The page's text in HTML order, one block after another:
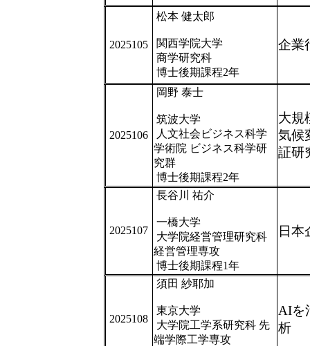
2025105
松本 健太郎
関西学院大学
商学研究科
博士後期課程2年
企業
2025106
岡野 泰士
筑波大学
人文社会ビジネス科学
学術院 ビジネス科学研
究群
博士後期課程2年
大規
気候
証研
2025107
長谷川 祐介
一橋大学
大学院経営管理研究科
経営管理専攻
博士後期課程1年
日本
2025108
須田 紗耶加
東京大学
大学院工学系研究科 先
端学際工学専攻
AIを
析